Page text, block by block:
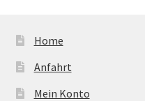
Home
Anfahrt
Mein Konto